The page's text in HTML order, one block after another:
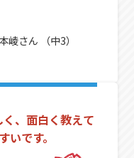
崚さん （中3）
、面白く教えて
いです。